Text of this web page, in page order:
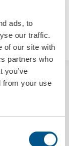
ads, to
our traffic.
of our site with
partners who
you’ve
from your use
Kan
zon, förbud